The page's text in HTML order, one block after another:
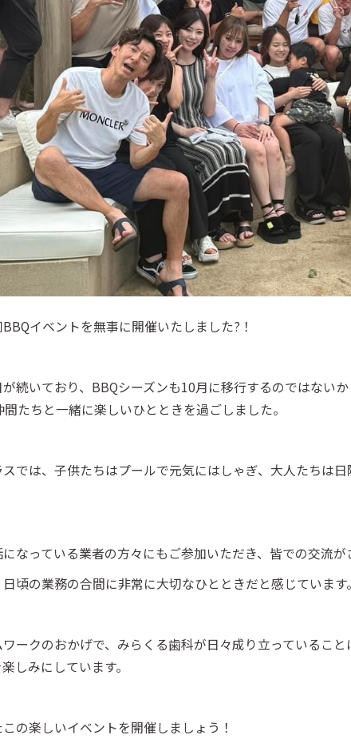
イベントを無事に開催いたしました?！
続いており、BBQシーズンも10月に移行するのではない
たちと一緒に楽しいひとときを過ごしました。
では、子供たちはプールで元気にはしゃぎ、大人たちは
なっている業者の方々にもご参加いただき、皆での交流が
頃の業務の合間に非常に大切なひとときだと感じています。
ークのおかげで、みらくる歯科が日々成り立っているこ
しみにしています。
の楽しいイベントを開催しましょう！